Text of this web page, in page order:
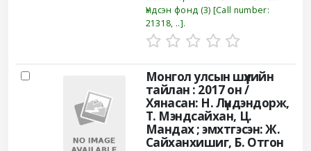
Үндсэн фонд (3) Call number:
21318, .. .
Монгол улсын шүүхийн
тайлан : 2017 он /
Хянасан: Н. Лүндэндорж,
Т. Мэндсайхан, Ц.
Мандах ; эмхтгэсэн: Ж.
Сайханхишиг, Б. Отгон